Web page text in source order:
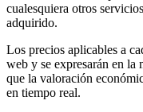
cualesquiera otros
adquirido.
Los precios aplicables a
web y se expresarán en
que la valoración
en tiempo real.